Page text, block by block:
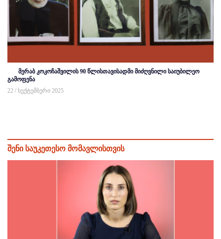
მერაბ კოკოჩაშვილის 90 წლისთავისადმი მიძღვნილი საიუბილეო
გამოფენა
22 / სექტემბერი 2025
შენი საუკეთესო მომავლისთვის